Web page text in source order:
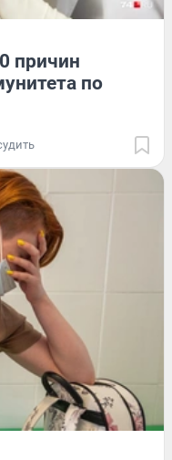
причин
по